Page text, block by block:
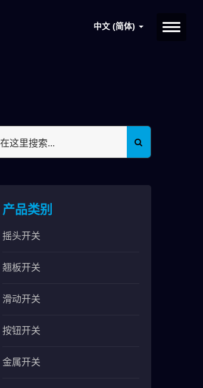
中文 (简体)
产品类别
摇头开关
翘板开关
滑动开关
按钮开关
金属开关